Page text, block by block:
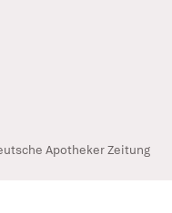
Apotheker Zeitung